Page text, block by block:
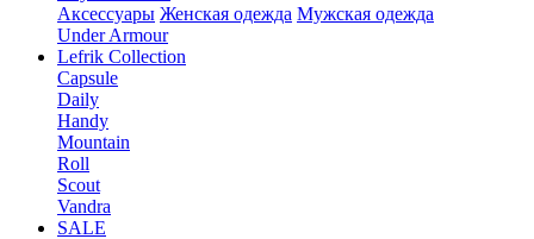
Аксессуары Женская одежда Мужская одежда
Under Armour
Lefrik Collection
Capsule
Daily
Handy
Mountain
Roll
Scout
Vandra
SALE